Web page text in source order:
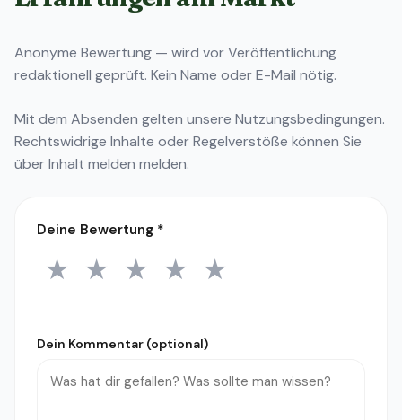
Anonyme Bewertung — wird vor Veröffentlichung
redaktionell geprüft. Kein Name oder E-Mail nötig.
Mit dem Absenden gelten unsere Nutzungsbedingungen.
Rechtswidrige Inhalte oder Regelverstöße können Sie
überInhalt melden melden.
Deine Bewertung *
1 Stern
★ 2 Sterne
★ 3 Sterne
★ 4 Sterne
★ 5 Sterne
★
Dein Kommentar (optional)